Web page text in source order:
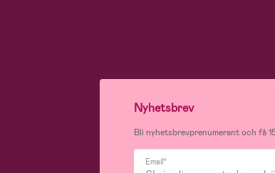
Nyhetsbrev
Bli nyhetsbrevprenumerant och få
Email*